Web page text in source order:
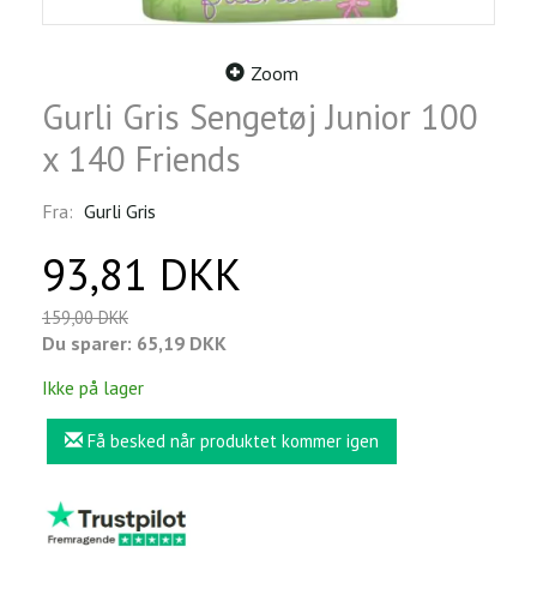
Zoom
Gurli Gris Sengetøj Junior 100
x 140 Friends
Fra: Gurli Gris
93,81 DKK
159,00 DKK
Du sparer: 65,19 DKK
Ikke på lager
Få besked når produktet kommer igen